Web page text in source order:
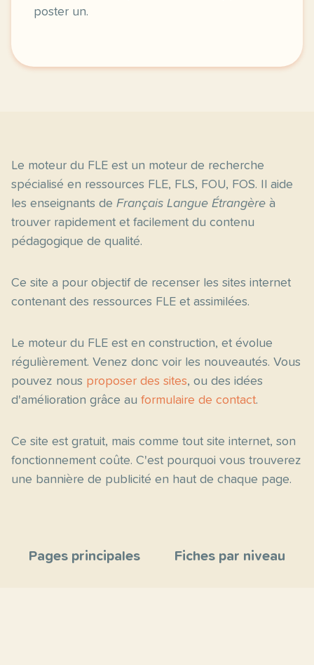
poster un.
Le moteur du FLE est un moteur de recherche
spécialisé en ressources FLE, FLS, FOU, FOS. Il aide
les enseignants de Français Langue Étrangère à
trouver rapidement et facilement du contenu
pédagogique de qualité.
Ce site a pour objectif de recenser les sites internet
contenant des ressources FLE et assimilées.
Le moteur du FLE est en construction, et évolue
régulièrement. Venez donc voir les nouveautés. Vous
pouvez nous proposer des sites, ou des idées
d'amélioration grâce au formulaire de contact.
Ce site est gratuit, mais comme tout site internet, son
fonctionnement coûte. C'est pourquoi vous trouverez
une bannière de publicité en haut de chaque page.
Pages principales Fiches par niveau